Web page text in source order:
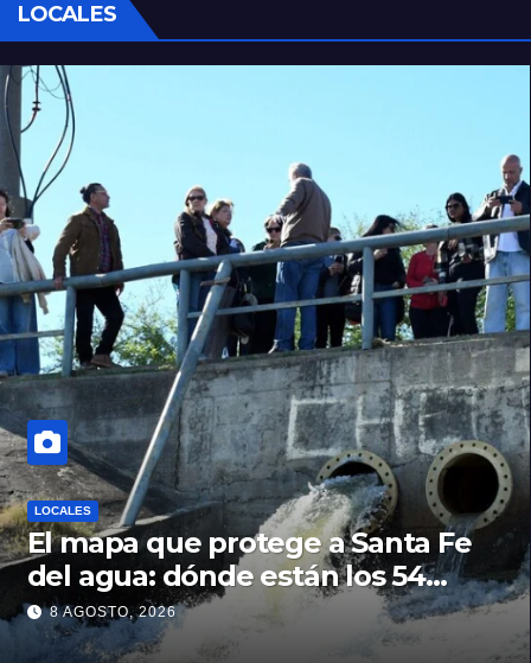
LOCALES
LOCALES
El mapa que protege a Santa Fe
del agua: dónde están los 54
puntos de bombeo
8 AGOSTO, 2026